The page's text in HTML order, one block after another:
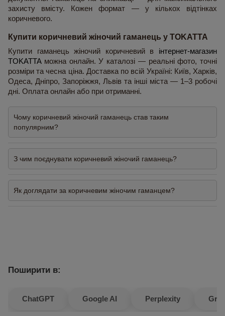
захисту вмісту. Кожен формат — у кількох відтінках
коричневого.
Купити коричневий жіночий гаманець у TOKATTA
Купити гаманець жіночий коричневий в інтернет-магазин
TOKATTA можна онлайн. У каталозі — реальні фото, точні
розміри та чесна ціна. Доставка по всій Україні: Київ, Харків,
Одеса, Дніпро, Запоріжжя, Львів та інші міста — 1–3 робочі
дні. Оплата онлайн або при отриманні.
Чому коричневий жіночий гаманець став таким
популярним?
З чим поєднувати коричневий жіночий гаманець?
Як доглядати за коричневим жіночим гаманцем?
Поширити в:
ChatGPT Google AI Perplexity